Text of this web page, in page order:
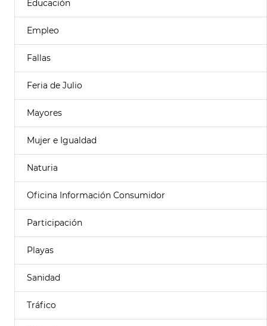
Educación
Empleo
Fallas
Feria de Julio
Mayores
Mujer e Igualdad
Naturia
Oficina Información Consumidor
Participación
Playas
Sanidad
Tráfico